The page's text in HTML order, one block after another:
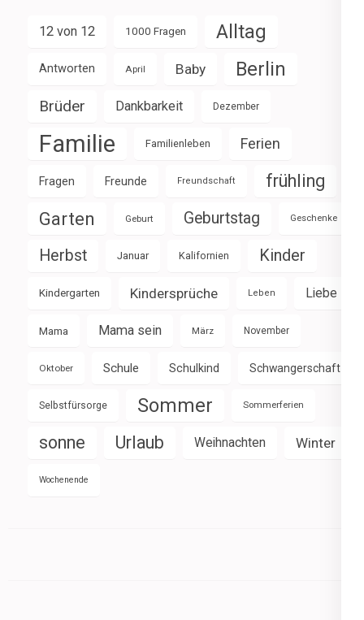
12 von 12 1000 Fragen Alltag
Antworten April Baby Berlin
Brüder Dankbarkeit Dezember
Familie Familienleben Ferien
Fragen Freunde Freundschaft frühling
Garten Geburt Geburtstag Geschenke
Herbst Januar Kalifornien Kinder
Kindergarten Kindersprüche Leben Liebe
Mama Mama sein März November
Oktober Schule Schulkind Schwangerschaft
Selbstfürsorge Sommer Sommerferien
sonne Urlaub Weihnachten Winter
Wochenende